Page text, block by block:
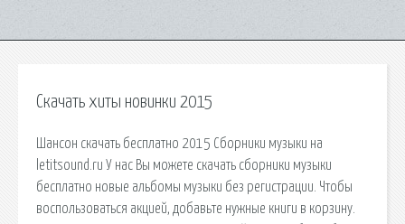
Скачать хиты новинки 2015
Шансон скачать бесплатно 2015 Сборники музыки на
letitsound.ru У нас Вы можете скачать сборники музыки
бесплатно новые альбомы музыки без регистрации. Чтобы
воспользоваться акцией, добавьте нужные книги в корзину.